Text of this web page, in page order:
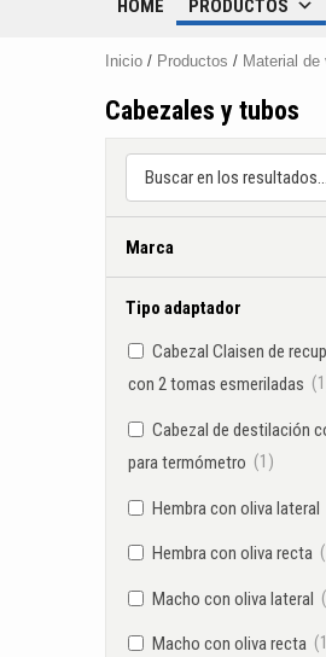
HOME PRODUCTOS
Inicio / Productos / Material de
Cabezales y tubos
Marca
Tipo adaptador
Cabezal Claisen de
con 2 tomas esmeriladas
Cabezal de destilación
para termómetro (1)
Hembra con oliva lateral
Hembra con oliva recta
Macho con oliva lateral
Macho con oliva recta